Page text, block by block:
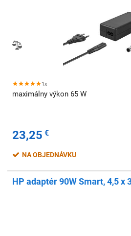
1x
maximálny výkon 65 W
23,25 €
NA OBJEDNÁVKU
HP adaptér 90W Smart, 4,5 x